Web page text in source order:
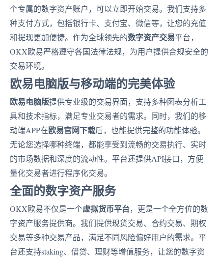
个专属的数字资产账户，可以立即开始交易。我们支持多
种支付方式，包括银行卡、支付宝、微信等，让您的充值
和提现更加便捷。作为全球领先的数字资产交易平台，
OKX欧易严格遵守各国法律法规，为用户提供合规安全的
交易环境。
欧易电脑版与移动端的完美体验
欧易电脑版提供专业级的交易界面，支持多种图表分析工
具和技术指标，满足专业交易者的需求。同时，我们的移
动端APP在欧易官网下载后，也能提供完整的功能体验。
无论您选择哪种终端，都能享受到流畅的交易执行、实时
的市场数据和深度的流动性。平台还提供API接口，方便
量化交易者进行程序化交易。
全面的数字资产服务
OKX欧易不仅是一个虚拟货币平台，更是一个全方位的数
字资产服务提供商。我们提供现货交易、合约交易、期权
交易等多种交易产品，满足不同风险偏好用户的需求。平
台还支持staking、借贷、理财等增值服务，让您的数字资